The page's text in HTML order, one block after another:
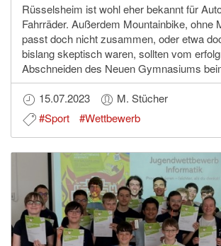
Rüsselsheim ist wohl eher bekannt für
Fahrräder. Außerdem Mountainbike,
passt doch nicht zusammen, oder etwa
bislang skeptisch waren, sollten vom
Abschneiden des Neuen Gymnasiums
15.07.2023
M. Stücher
#Sport
#Wettbewerb